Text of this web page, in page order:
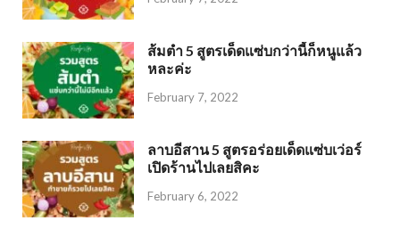
ส้มตำ 5 สูตรเด็ดแซ่บกว่านี้ก็หนูแล้ว
หละค่ะ
February 7, 2022
ลาบอีสาน 5 สูตรอร่อยเด็ดแซ่บเว่อร์
เปิดร้านไปเลยสิคะ
February 6, 2022